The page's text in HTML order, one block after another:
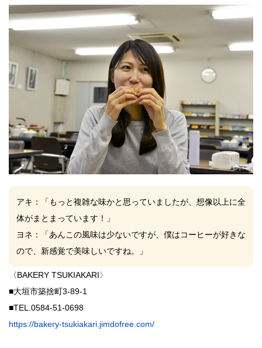
アキ ：「もっと複雑な味かと思っていましたが、想像以上に全
体がまとまっています！」
ヨネ ：「あんこの風味は少ないですが、僕はコーヒーが好きな
ので、新感覚で美味しいですね。」
〈BAKERY TSUKIAKARI〉
■大垣市築捨町3-89-1
■TEL.0584-51-0698
https://bakery-tsukiakari.jimdofree.com/